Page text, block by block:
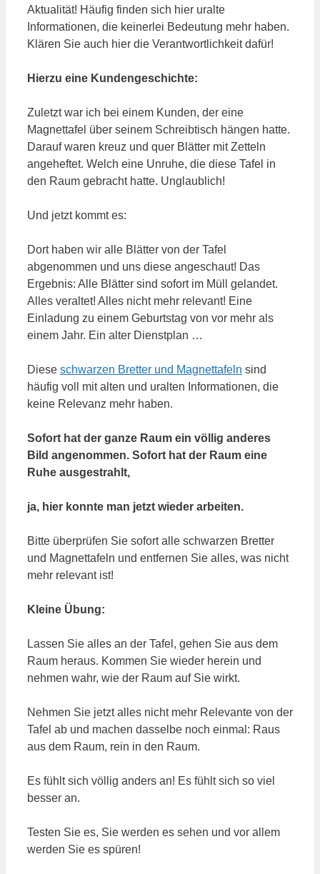
Aktualität! Häufig finden sich hier uralte
Informationen, die keinerlei Bedeutung mehr haben.
Klären Sie auch hier die Verantwortlichkeit dafür!
Hierzu eine Kundengeschichte:
Zuletzt war ich bei einem Kunden, der eine
Magnettafel über seinem Schreibtisch hängen hatte.
Darauf waren kreuz und quer Blätter mit Zetteln
angeheftet. Welch eine Unruhe, die diese Tafel in
den Raum gebracht hatte. Unglaublich!
Und jetzt kommt es:
Dort haben wir alle Blätter von der Tafel
abgenommen und uns diese angeschaut! Das
Ergebnis: Alle Blätter sind sofort im Müll gelandet.
Alles veraltet! Alles nicht mehr relevant! Eine
Einladung zu einem Geburtstag von vor mehr als
einem Jahr. Ein alter Dienstplan …
Diese schwarzen Bretter und Magnettafeln sind
häufig voll mit alten und uralten Informationen, die
keine Relevanz mehr haben.
Sofort hat der ganze Raum ein völlig anderes
Bild angenommen. Sofort hat der Raum eine
Ruhe ausgestrahlt,
ja, hier konnte man jetzt wieder arbeiten.
Bitte überprüfen Sie sofort alle schwarzen Bretter
und Magnettafeln und entfernen Sie alles, was nicht
mehr relevant ist!
Kleine Übung:
Lassen Sie alles an der Tafel, gehen Sie aus dem
Raum heraus. Kommen Sie wieder herein und
nehmen wahr, wie der Raum auf Sie wirkt.
Nehmen Sie jetzt alles nicht mehr Relevante von der
Tafel ab und machen dasselbe noch einmal: Raus
aus dem Raum, rein in den Raum.
Es fühlt sich völlig anders an! Es fühlt sich so viel
besser an.
Testen Sie es, Sie werden es sehen und vor allem
werden Sie es spüren!